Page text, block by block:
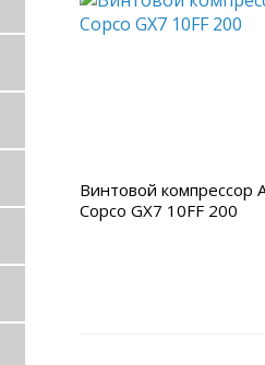
Винтовой компрессор
Copco GX7 10FF 200